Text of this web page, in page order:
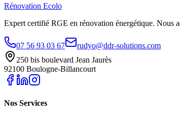
Rénovation Ecolo
Expert certifié RGE en rénovation énergétique. Nous
07 56 93 03 67
rudyo@ddr-solutions.com
250 bis boulevard Jean Jaurès
92100 Boulogne-Billancourt
Nos Services